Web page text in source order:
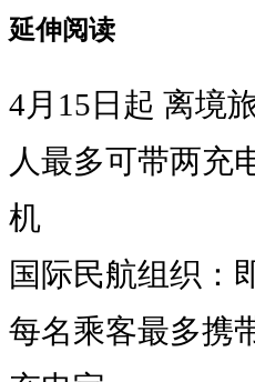
延伸阅读
4月15日起 离境
人最多可带两充
机
国际民航组织：
每名乘客最多携